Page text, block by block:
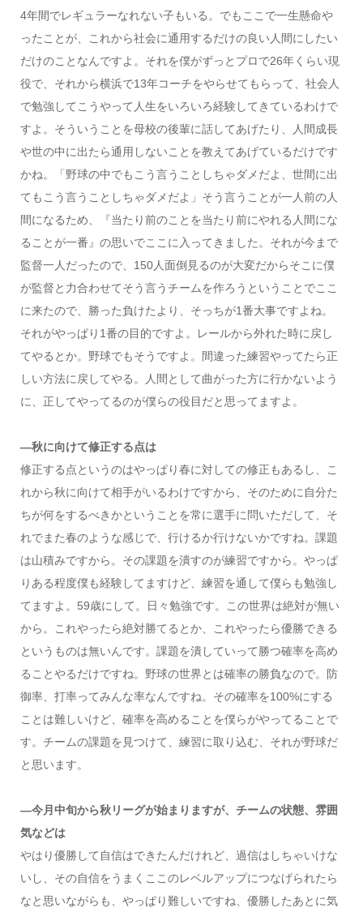
4年間でレギュラーなれない子もいる。でもここで一生懸命や
ったことが、これから社会に通用するだけの良い人間にしたい
だけのことなんですよ。それを僕がずっとプロで26年くらい現
役で、それから横浜で13年コーチをやらせてもらって、社会人
で勉強してこうやって人生をいろいろ経験してきているわけで
すよ。そういうことを母校の後輩に話してあげたり、人間成長
や世の中に出たら通用しないことを教えてあげているだけです
かね。「野球の中でもこう言うことしちゃダメだよ、世間に出
てもこう言うことしちゃダメだよ」そう言うことが一人前の人
間になるため、『当たり前のことを当たり前にやれる人間にな
ることが一番』の思いでここに入ってきました。それが今まで
監督一人だったので、150人面倒見るのが大変だからそこに僕
が監督と力合わせてそう言うチームを作ろうということでここ
に来たので、勝った負けたより、そっちが1番大事ですよね。
それがやっぱり1番の目的ですよ。レールから外れた時に戻し
てやるとか。野球でもそうですよ。間違った練習やってたら正
しい方法に戻してやる。人間として曲がった方に行かないよう
に、正してやってるのが僕らの役目だと思ってますよ。
―秋に向けて修正する点は
修正する点というのはやっぱり春に対しての修正もあるし、こ
れから秋に向けて相手がいるわけですから、そのために自分た
ちが何をするべきかということを常に選手に問いただして、そ
れでまた春のような感じで、行けるか行けないかですね。課題
は山積みですから。その課題を潰すのが練習ですから。やっぱ
りある程度僕も経験してますけど、練習を通して僕らも勉強し
てますよ。59歳にして。日々勉強です。この世界は絶対が無い
から。これやったら絶対勝てるとか、これやったら優勝できる
というものは無いんです。課題を潰していって勝つ確率を高め
ることやるだけですね。野球の世界とは確率の勝負なので。防
御率、打率ってみんな率なんですね。その確率を100%にする
ことは難しいけど、確率を高めることを僕らがやってることで
す。チームの課題を見つけて、練習に取り込む、それが野球だ
と思います。
―今月中旬から秋リーグが始まりますが、チームの状態、雰囲
気などは
やはり優勝して自信はできたんだけれど、過信はしちゃいけな
いし、その自信をうまくここのレベルアップにつなげられたら
なと思いながらも、やっぱり難しいですね、優勝したあとに気